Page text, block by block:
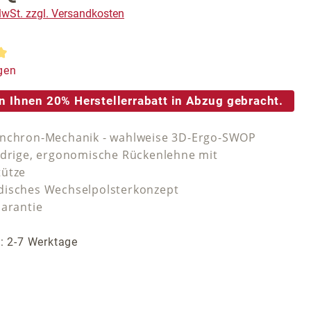
zzgl. Versandkosten
Bewertung von 5 von 5 Sternen
Ihnen 20% Herstellerrabatt in Abzug gebracht.
Mechanik - wahlweise 3D-Ergo-SWOP
ergonomische Rückenlehne mit
Wechselpolsterkonzept
2-7 Werktage